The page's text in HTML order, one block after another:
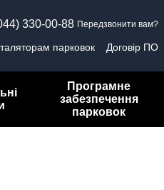
330-00-88 Передзвонити вам?
парковок Договір ПО
Програмне
забезпечення
парковок